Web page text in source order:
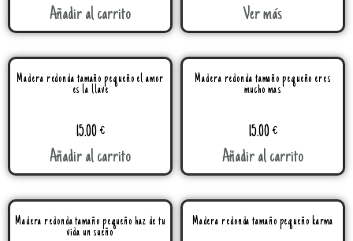
Añadir al carrito Ver más
Madera redonda tamaño pequeño el amor
es la llave
15.00€
Añadir al carrito
Madera redonda tamaño pequeño eres
mucho mas
15.00€
Añadir al carrito
Madera redonda tamaño pequeño haz de tu
vida un sueño
Madera redonda tamaño pequeño karma